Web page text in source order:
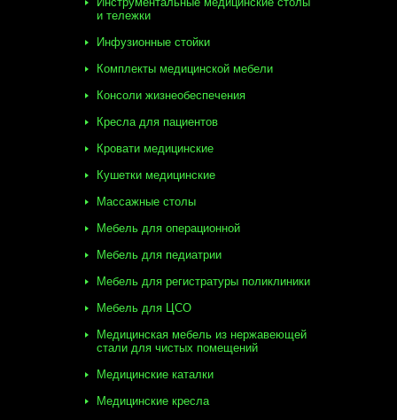
и тележки
Инфузионные стойки
Комплекты медицинской мебели
Консоли жизнеобеспечения
Кресла для пациентов
Кровати медицинские
Кушетки медицинские
Массажные столы
Мебель для операционной
Мебель для педиатрии
Мебель для регистратуры поликлиники
Мебель для ЦСО
Медицинская мебель из нержавеющей
стали для чистых помещений
Медицинские каталки
Медицинские кресла